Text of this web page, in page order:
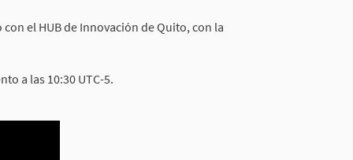
el HUB de Innovación de Quito, con la
a las 10:30 UTC-5.